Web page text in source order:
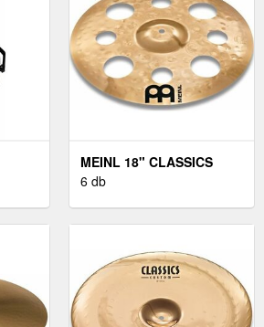
MEINL 18" CLASSICS
CUSTOM TRASH CRASH
6 db